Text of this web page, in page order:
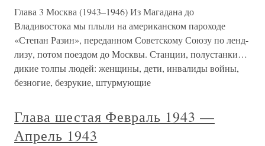
Глава 3 Москва (1943–1946) Из Магадана до
Владивостока мы плыли на американском пароходе
«Степан Разин», переданном Советскому Союзу по ленд-
лизу, потом поездом до Москвы. Станции, полустанки…
дикие толпы людей: женщины, дети, инвалиды войны,
безногие, безрукие, штурмующие
Глава шестая Февраль 1943 —
Апрель 1943